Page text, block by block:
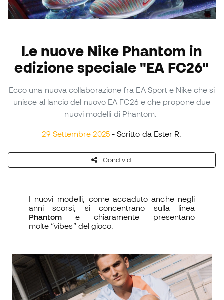
Le nuove Nike Phantom in
edizione speciale "EA FC26"
Ecco una nuova collaborazione fra EA Sport e Nike che si
unisce al lancio del nuovo EA FC26 e che propone due
nuovi modelli di Phantom.
29 Settembre 2025 - Scritto da Ester R.
Condividi
I nuovi modelli, come accaduto anche negli
anni scorsi, si concentrano sulla linea
Phantom e
chiaramente presentano
molte “vibes” del gioco.